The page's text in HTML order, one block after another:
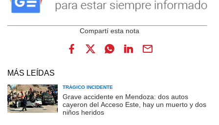
MÁS LEÍDAS
TRÁGICO INCIDENTE
Grave accidente en Mendoza: dos autos
cayeron del Acceso Este, hay un muerto y dos
niños heridos